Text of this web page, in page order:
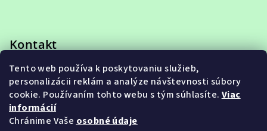
Tento web používa k poskytovaniu služieb,
personalizácii reklám a analýze návštevnosti súbory
cookie. Používaním tohto webu s tým súhlasíte. Viac
informácií
Chránime Vaše osobné údaje
i Kontakt
eshop@adet.sk
+421 948 953 910